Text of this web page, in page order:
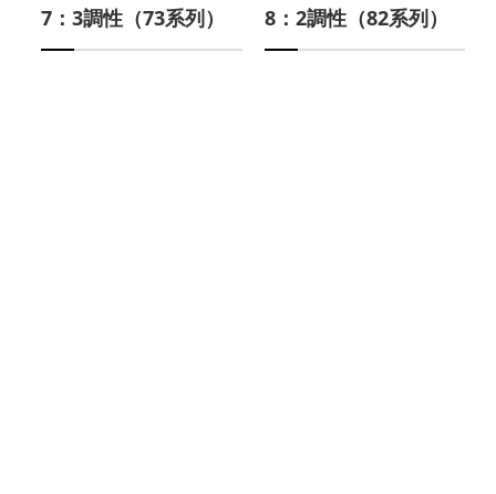
7：3調性（73系列） 8：2調性（82系列）